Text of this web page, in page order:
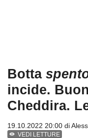
Botta
incide.
Cheddira.
19.10.2022 20:00 di
VEDI LETTURE